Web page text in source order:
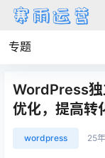
专题
WordPress独
优化，提高转
wordpress 25